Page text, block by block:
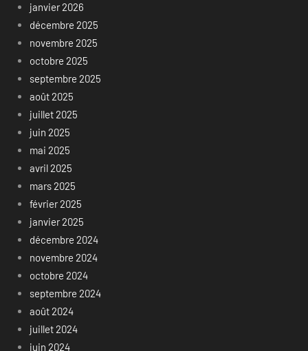
janvier 2026
décembre 2025
novembre 2025
octobre 2025
septembre 2025
août 2025
juillet 2025
juin 2025
mai 2025
avril 2025
mars 2025
février 2025
janvier 2025
décembre 2024
novembre 2024
octobre 2024
septembre 2024
août 2024
juillet 2024
juin 2024